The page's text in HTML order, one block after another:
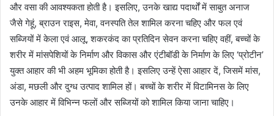
और वसा की आवश्यकता होती है। इसलिए, उनके खाद्य पदार्थों में साबुत अनाज
जैसे गेहूं, ब्राउन राइस, मेवा, वनस्पति तेल शामिल करना चहिए और फल एवं
सब्जियों में केला एवं आलू, शकरकंद का प्रतिदिन सेवन करना चहिए वहीं, बच्चों के
शरीर में मांसपेशियों के निर्माण और विकास और एंटीबॉडी के निर्माण के लिए ‘प्रोटीन’
युक्त आहार की भी अहम भूमिका होती है। इसलिए उन्हें ऐसा आहार दें, जिसमें मांस,
अंडा, मछली और दुग्ध उत्पाद शामिल हों। बच्चों के शरीर में विटामिनस के लिए
उनके आहार में विभिन्न फलों और सब्जियों को शामिल किया जाना चाहिए।